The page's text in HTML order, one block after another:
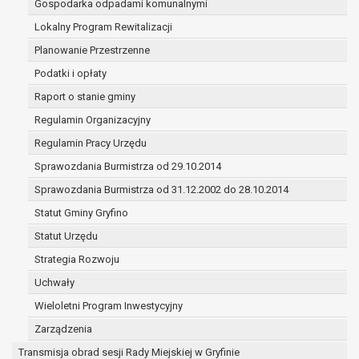
Gospodarka odpadami komunalnymi
Lokalny Program Rewitalizacji
Planowanie Przestrzenne
Podatki i opłaty
Raport o stanie gminy
Regulamin Organizacyjny
Regulamin Pracy Urzędu
Sprawozdania Burmistrza od 29.10.2014
Sprawozdania Burmistrza od 31.12.2002 do 28.10.2014
Statut Gminy Gryfino
Statut Urzędu
Strategia Rozwoju
Uchwały
Wieloletni Program Inwestycyjny
Zarządzenia
Transmisja obrad sesji Rady Miejskiej w Gryfinie
(merytorycznych), a także obowiązków i
zadań zleconych przez instytucje
nadrzędne wobec Gminy;
zawarcia i realizacji umów;
ochrony żywotnych interesów osoby, której
dane dotyczą, lub innej osoby fizycznej;
wykonania zadania realizowanego w
interesie publicznym lub w ramach
sprawowania władzy publicznej
powierzonej administratorowi;
w pozostałych przypadkach dane osobowe
przetwarzane są wyłącznie na podstawie
wcześniej udzielonej zgody w zakresie i celu
określonym w treści zgody.
W związku z przetwarzaniem danych w celu
wskazanym w pkt. 3, dane osobowe mogą być
udostępniane innym upoważnionym odbiorcom lub
kategoriom odbiorców danych osobowych.
Odbiorcami mogą być:
podmioty, które przetwarzają dane